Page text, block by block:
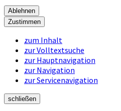
Ablehnen
Zustimmen
zum Inhalt
zur Volltextsuche
zur Hauptnavigation
zur Navigation
zur Servicenavigation
schließen